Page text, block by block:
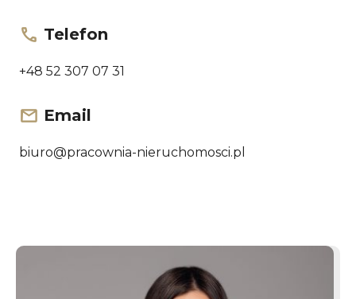
Telefon
+48 52 307 07 31
Email
biuro@pracownia-nieruchomosci.pl